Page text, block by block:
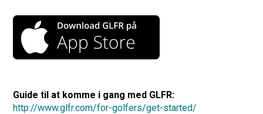
Guide til at komme i gang med GLFR:
http://www.glfr.com/for-golfers/get-started/